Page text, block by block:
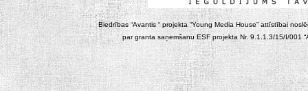
Biedrības “Avantis “ projekta “Young Media House” attīstībai
par granta saņemšanu ESF projekta Nr. 9.1.1.3/15/I/001